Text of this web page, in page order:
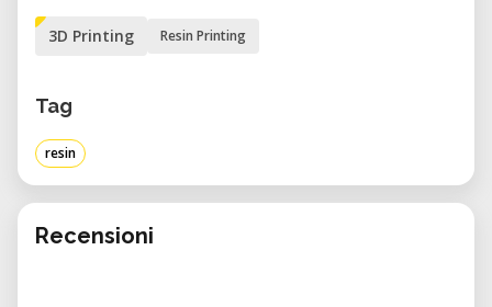
kurse@quartierwerkstatt-viktoria.ch
• Dauer: ca. 2½ Stunden
• Teilnehmerzahl: maximal 4 Personen
• Kosten: CHF 30 für Nichtmitglieder, CHF 10
3D Printing Resin Printing
Tag
resin
Recensioni